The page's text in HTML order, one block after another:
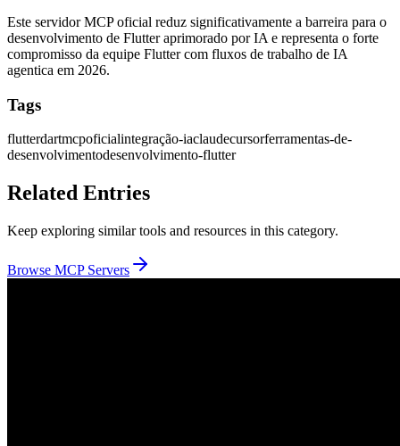
Este servidor MCP oficial reduz significativamente a barreira para o
desenvolvimento de Flutter aprimorado por IA e representa o forte
compromisso da equipe Flutter com fluxos de trabalho de IA
agentica em 2026.
Tags
flutterdartmcpoficialintegração-iaclaudecursorferramentas-de-
desenvolvimentodesenvolvimento-flutter
Related Entries
Keep exploring similar tools and resources in this category.
Browse MCP Servers